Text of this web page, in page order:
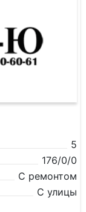
5
176/0/0
С ремонтом
С улицы